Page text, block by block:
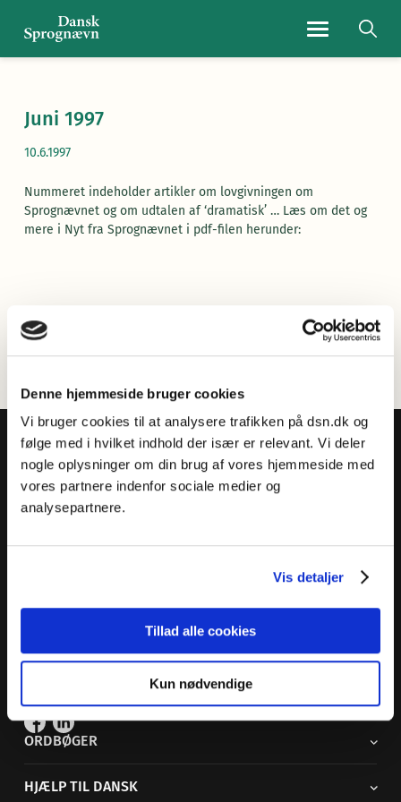
Denne hjemmeside bruger cookies
Vi bruger cookies til at analysere trafikken på dsn.dk og
følge med i hvilket indhold der især er relevant. Vi deler
nogle oplysninger om din brug af vores hjemmeside med
vores partnere indenfor sociale medier og
analysepartnere.
Vis detaljer
Tillad alle cookies
Kun nødvendige
Juni 1997
10.6.1997
Nummeret indeholder artikler om lovgivningen om
Sprognævnet og om udtalen af ‘dramatisk’ … Læs om det og
mere i Nyt fra Sprognævnet i pdf-filen herunder:
Læs Nyt fra Sprognævnet her(pdf)
Adelgade 119 B
Sproglige spørgsmål:33 74 74 74
33 74 74 00 ·adm@dsn.dk
Vi findes også på sociale medier
ORDBØGER
HJÆLP TIL DANSK